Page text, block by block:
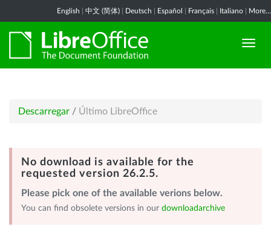
English 中文 (简体) Deutsch Español Français Italiano More...
Descarregar / Último LibreOffice
No download is available for the
requested version 26.2.5.
Please pick one of the available verions below.
You can find obsolete versions in our downloadarchive